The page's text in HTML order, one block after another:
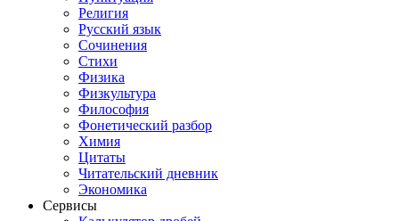
Религия
Русский язык
Сочинения
Стихи
Физика
Физкультура
Философия
Фонетический разбор
Химия
Цитаты
Читательский дневник
Экономика
Сервисы